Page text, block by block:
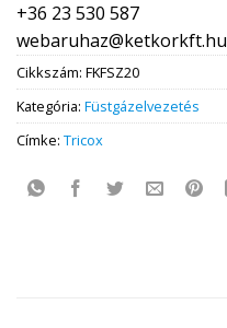
+36 23 530 587
webaruhaz@ketkorkft.hu
Cikkszám: FKFSZ20
Kategória: Füstgázelvezetés
Címke: Tricox